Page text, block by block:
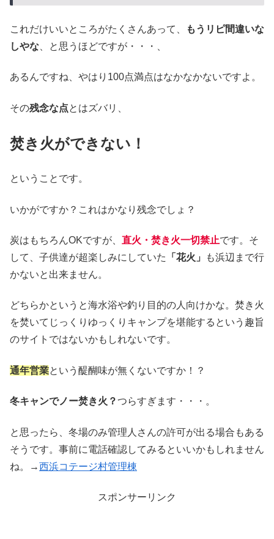
これだけいいところがたくさんあって、
もうリピ間違いな
しやな 、と思うほどですが・・・、
あるんですね、やはり100点満点はなかなかないですよ。
その残念な点とはズバリ、
焚き火ができない！
ということです。
いかがですか？これはかなり残念でしょ？
炭はもちろんOKですが、 直火・焚き火一切禁止です。そ
して、子供達が超楽しみにしていた
「花火」
も浜辺まで行
かないと出来ません。
どちらかというと海水浴や釣り目的の人向けかな。焚き火
を焚いてじっくりゆっくりキャンプを堪能するという趣旨
のサイトではないかもしれないです。
通年営業という醍醐味が無くないですか！？
冬キャンでノー焚き火？つらすぎます・・・。
と思ったら、冬場のみ管理人さんの許可が出る場合もある
そうです。事前に電話確認してみるといいかもしれません
ね。→西浜コテージ村管理棟
スポンサーリンク